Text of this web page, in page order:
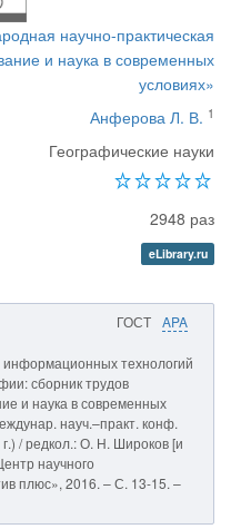
научно-практическая
и наука в современных
условиях»
Анферова Л. В. 1
Географические науки
2948 раз
eLibrary.ru
ГОСТ APA
технологий
сборник трудов
и наука в современных
науч.–практ. конф.
/ редкол.: О. Н. Широков [и
научного
плюс», 2016. – С. 13-15. –